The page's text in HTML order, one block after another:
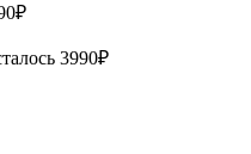
₽
3990₽